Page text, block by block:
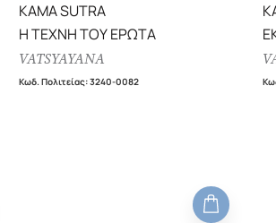
KAMA SUTRA
Η ΤΕΧΝΗ ΤΟΥ ΕΡΩΤΑ
VATSYAYANA
Κωδ. Πολιτείας:3240-0082